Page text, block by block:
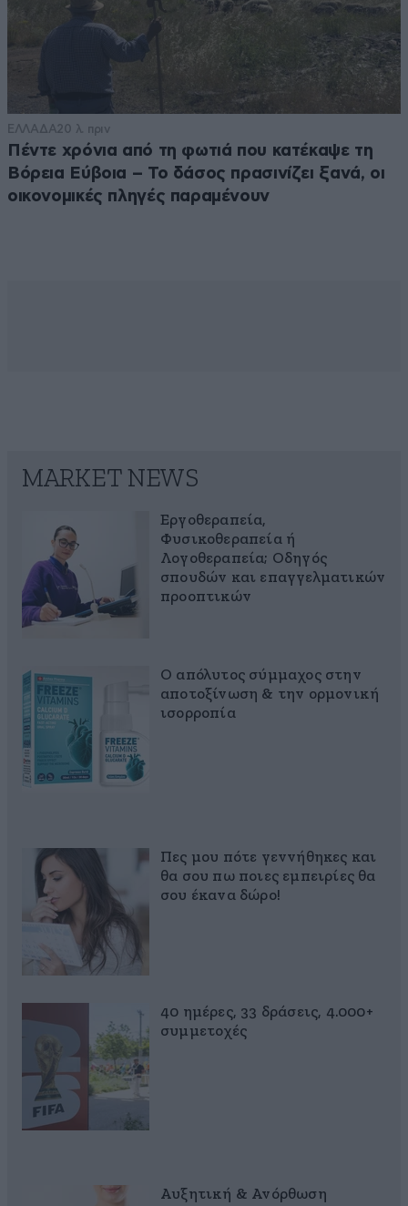
ΕΛΛΑΔΑ20 λ. πριν
Πέντε χρόνια από τη φωτιά που κατέκαψε τη
Βόρεια Εύβοια – Το δάσος πρασινίζει ξανά, οι
οικονομικές πληγές παραμένουν
MARKET NEWS
Εργοθεραπεία,
Φυσικοθεραπεία ή
Λογοθεραπεία; Οδηγός
σπουδών και επαγγελματικών
προοπτικών
Ο απόλυτος σύμμαχος στην
αποτοξίνωση & την ορμονική
ισορροπία
Πες μου πότε γεννήθηκες και
θα σου πω ποιες εμπειρίες θα
σου έκανα δώρο!
40 ημέρες, 33 δράσεις, 4.000+
συμμετοχές
Αυξητική & Ανόρθωση